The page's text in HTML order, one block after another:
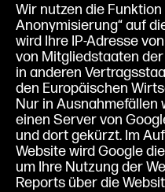
Wir nutzen die
Anonymisierung“ auf
wird Ihre IP-Adresse
von Mitgliedstaaten
in anderen
den Europäischen
Nur in Ausnahmefällen
einen Server von
und dort gekürzt. Im
Website wird Google
um Ihre Nutzung der
Reports über die